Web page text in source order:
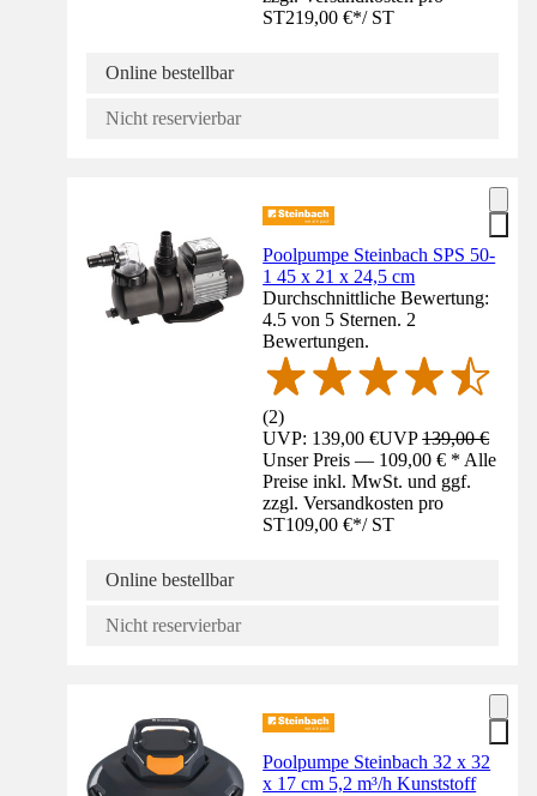
ST219,00 €*/ ST
Online bestellbar
Nicht reservierbar
Poolpumpe Steinbach SPS 50-
1 45 x 21 x 24,5 cm
Durchschnittliche Bewertung:
4.5 von 5 Sternen. 2
Bewertungen.
(2)
UVP: 139,00 €UVP139,00 €
Unser Preis — 109,00 € * Alle
Preise inkl. MwSt. und ggf.
zzgl. Versandkosten pro
ST109,00 €*/ ST
Online bestellbar
Nicht reservierbar
Poolpumpe Steinbach 32 x 32
x 17 cm 5,2 m³/h Kunststoff